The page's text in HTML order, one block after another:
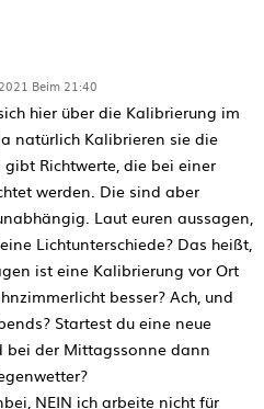
Beim 21:40
hier über die Kalibrierung im
natürlich Kalibrieren sie die
gibt Richtwerte, die bei einer
werden. Die sind aber
Laut euren aussagen,
Lichtunterschiede? Das heißt,
ist eine Kalibrierung vor Ort
besser? Ach, und
Startest du eine neue
bei der Mittagssonne dann
NEIN ich arbeite nicht für